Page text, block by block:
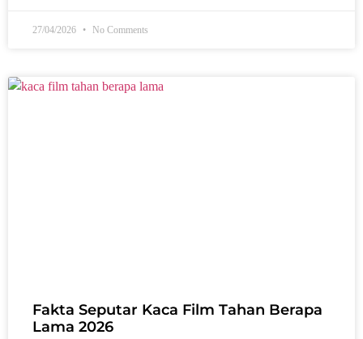
27/04/2026 No Comments
Fakta Seputar Kaca Film Tahan Berapa
Lama 2026